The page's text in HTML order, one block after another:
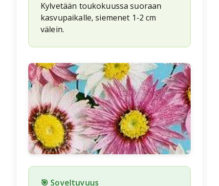
Kylvetään toukokuussa suoraan
kasvupaikalle, siemenet 1-2 cm
välein.
🌱
🎯 Soveltuvuus